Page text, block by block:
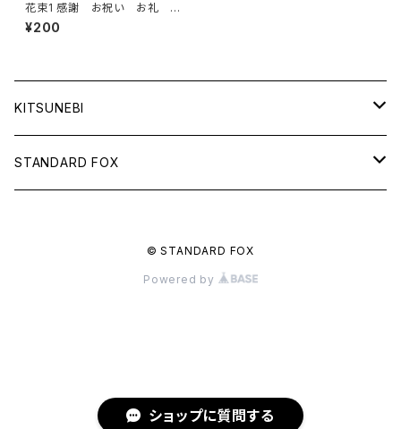
ショップに質問する
花束1 感謝 お祝い お礼 誕
生日 母の日 父の日 花
¥200
KITSUNEBI
フルカ
STANDARD FOX
© STANDARD FOX
Powered by